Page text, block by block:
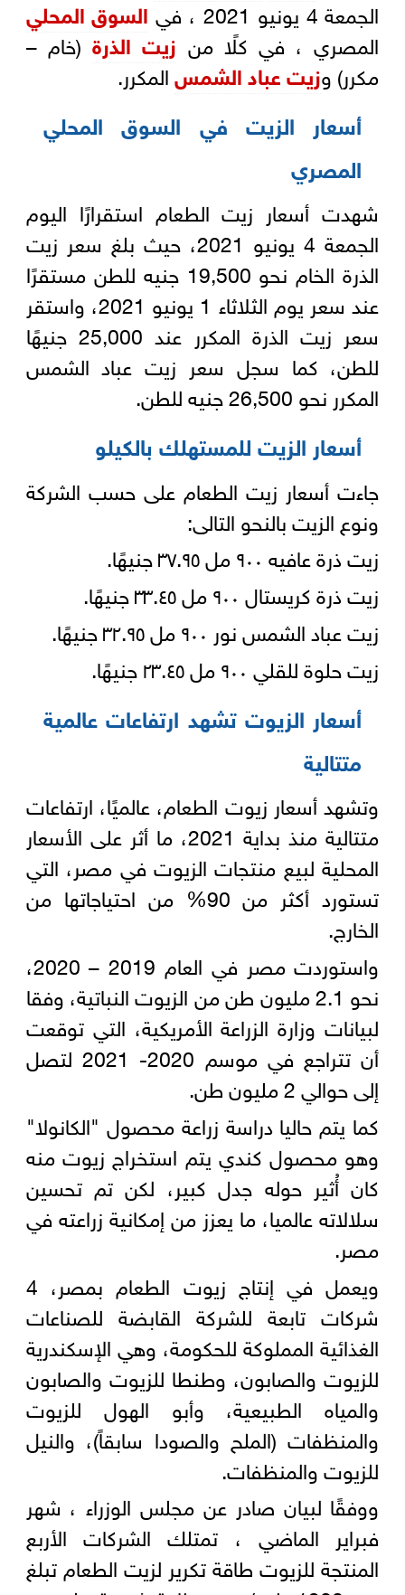
الجمعة 4 يونيو 2021 ، في
السوق المحلي
المصري ، في كلًا من زيت الذرة(خام –
مكرر) وزيت عباد الشمسالمكرر.
أسعار الزيت في السوق المحلي
المصري
شهدت أسعار زيت الطعام استقرارًا اليوم
الجمعة 4 يونيو 2021، حيث بلغ سعر زيت
الذرة الخام نحو 19,500 جنيه للطن مستقرًا
عند سعر يوم الثلاثاء 1 يونيو 2021، واستقر
سعر زيت الذرة المكرر عند 25,000 جنيهًا
للطن، كما سجل سعر زيت عباد الشمس
المكرر نحو 26,500 جنيه للطن.
أسعار الزيت للمستهلك بالكيلو
جاءت أسعار زيت الطعام على حسب الشركة
ونوع الزيت بالنحو التالى:
زيت ذرة عافيه ٩٠٠ مل ٣٧.٩٥ جنيهًا.
زيت ذرة كريستال ٩٠٠ مل ٣٣.٤٥ جنيهًا.
زيت عباد الشمس نور ٩٠٠ مل ٣٢.٩٥ جنيهًا.
زيت حلوة للقلي ٩٠٠ مل ٢٣.٤٥ جنيهًا.
أسعار الزيوت تشهد ارتفاعات عالمية
متتالية
وتشهد أسعار زيوت الطعام، عالميًا، ارتفاعات
متتالية منذ بداية 2021، ما أثر على الأسعار
المحلية لبيع منتجات الزيوت في مصر، التي
تستورد أكثر من 90% من احتياجاتها من
الخارج.
واستوردت مصر في العام 2019 – 2020،
نحو 2.1 مليون طن من الزيوت النباتية، وفقا
لبيانات وزارة الزراعة الأمريكية، التي توقعت
أن تتراجع في موسم 2020- 2021 لتصل
إلى حوالي 2 مليون طن.
كما يتم حاليا دراسة زراعة محصول "الكانولا"
وهو محصول كندي يتم استخراج زيوت منه
كان أُثير حوله جدل كبير، لكن تم تحسين
سلالاته عالميا، ما يعزز من إمكانية زراعته في
مصر.
ويعمل في إنتاج زيوت الطعام بمصر، 4
شركات تابعة للشركة القابضة للصناعات
الغذائية المملوكة للحكومة، وهي الإسكندرية
للزيوت والصابون، وطنطا للزيوت والصابون
والمياه الطبيعية، وأبو الهول للزيوت
والمنظفات (الملح والصودا سابقاً)، والنيل
للزيوت والمنظفات.
ووفقًا لبيان صادر عن مجلس الوزراء ، شهر
فبراير الماضي ، تمتلك الشركات الأربع
المنتجة للزيوت طاقة تكرير لزيت الطعام تبلغ